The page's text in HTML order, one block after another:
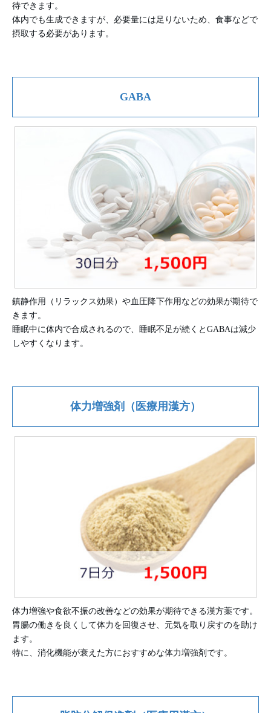
待できます。
体内でも生成できますが、必要量には足りないため、食事などで
摂取する必要があります。
GABA
鎮静作用（リラックス効果）や血圧降下作用などの効果が期待で
きます。
睡眠中に体内で合成されるので、睡眠不足が続くとGABAは減少
しやすくなります。
体力増強剤（医療用漢方）
体力増強や食欲不振の改善などの効果が期待できる漢方薬です。
胃腸の働きを良くして体力を回復させ、元気を取り戻すのを助け
ます。
特に、消化機能が衰えた方におすすめな体力増強剤です。